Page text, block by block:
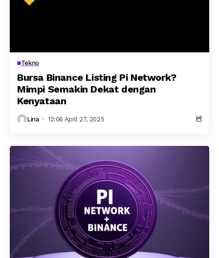
Tekno
Bursa Binance Listing Pi Network?
Mimpi Semakin Dekat dengan
Kenyataan
Lina 12:06 April 27, 2025